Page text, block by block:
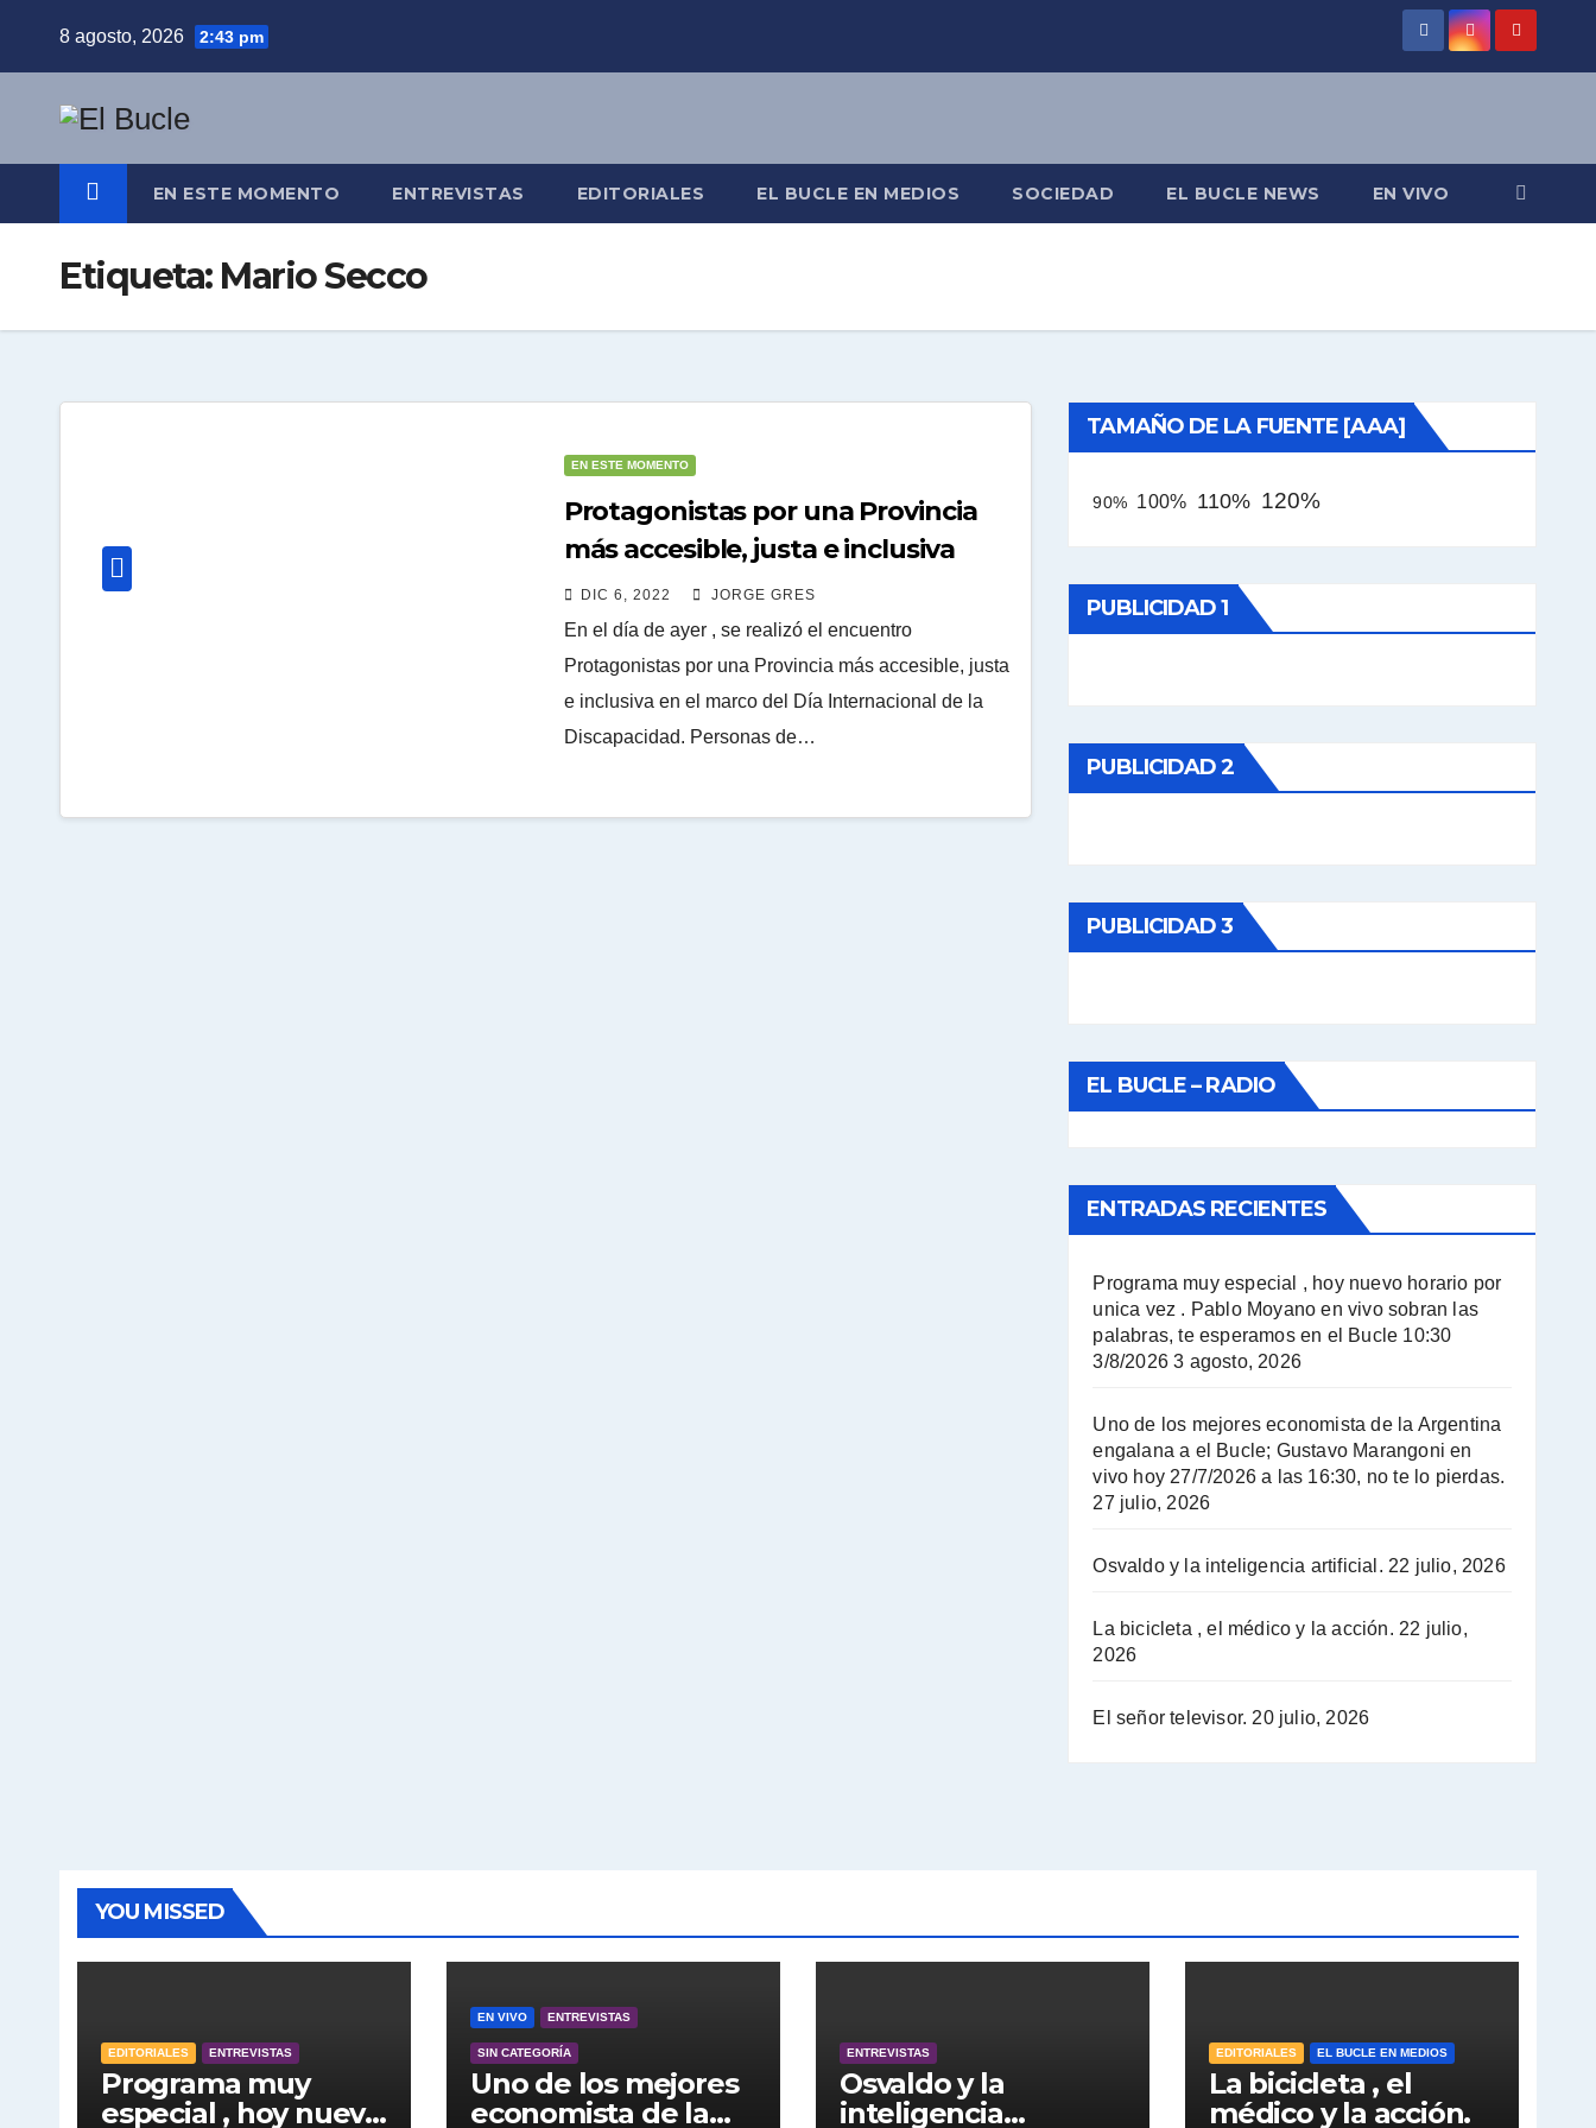
8 agosto, 2026 2:43 pm
EN ESTE MOMENTO ENTREVISTAS EDITORIALES EL BUCLE EN MEDIOS SOCIEDAD EL BUCLE NEWS EN VIVO
Etiqueta: Mario Secco
EN ESTE MOMENTO
Protagonistas por una Provincia
más accesible, justa e inclusiva
DIC 6, 2022 JORGE GRES
En el día de ayer , se realizó el encuentro
Protagonistas por una Provincia más accesible, justa
e inclusiva en el marco del Día Internacional de la
Discapacidad. Personas de…
TAMAÑO DE LA FUENTE [AAA]
90% 100% 110% 120%
PUBLICIDAD 1
PUBLICIDAD 2
PUBLICIDAD 3
EL BUCLE – RADIO
ENTRADAS RECIENTES
Programa muy especial , hoy nuevo horario por
unica vez . Pablo Moyano en vivo sobran las
palabras, te esperamos en el Bucle 10:30
3/8/2026 3 agosto, 2026
Uno de los mejores economista de la Argentina
engalana a el Bucle; Gustavo Marangoni en
vivo hoy 27/7/2026 a las 16:30, no te lo pierdas.
27 julio, 2026
Osvaldo y la inteligencia artificial. 22 julio, 2026
La bicicleta , el médico y la acción. 22 julio,
2026
El señor televisor. 20 julio, 2026
YOU MISSED
EDITORIALES ENTREVISTAS
Programa muy
especial , hoy nuevo
EN VIVO ENTREVISTAS
SIN CATEGORÍA
Uno de los mejores
economista de la
ENTREVISTAS
Osvaldo y la
inteligencia
EDITORIALES EL BUCLE EN MEDIOS
La bicicleta , el
médico y la acción.